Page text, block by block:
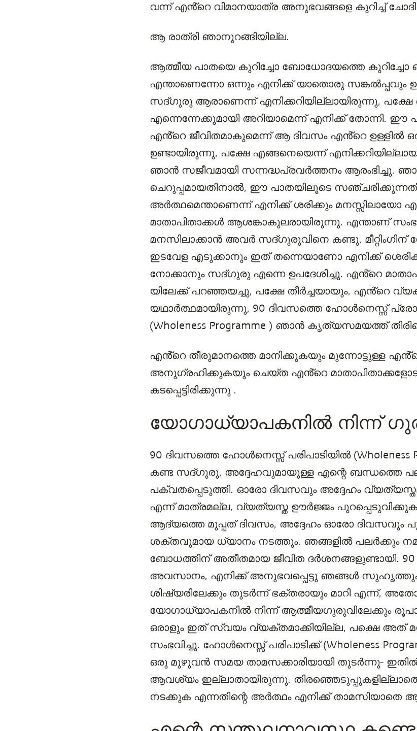
വന്ന് എൻ്റെ വിമാനയാത്ര അനുഭവങ്ങളെ കുറിച്ച്
ആ രാത്രി ഞാനുറങ്ങിയില്ല.
ആത്മീയ പാതയെ കുറിച്ചോ ബോധോദയത്തെ
എന്താണെന്നോ ഒന്നും എനിക്ക് യാതൊരു സങ്കല്‍പ്പവും
സദ്‌ഗുരു ആരാണെന്ന് എനിക്കറിയില്ലായിരുന്നു, പക്ഷേ
എന്നെന്നേക്കുമായി അറിയാമെന്ന് എനിക്ക് തോന്നി. ഈ
എൻ്റെ ജീവിതമാകുമെന്ന് ആ ദിവസം എൻ്റെ ഉള്ളിൽ
ഉണ്ടായിരുന്നു, പക്ഷേ എങ്ങനെയെന്ന്
ഞാൻ സജീവമായി സന്നദ്ധപ്രവർത്തനം ആരംഭിച്ചു.
ചെറുപ്പമായതിനാൽ, ഈ പാതയിലൂടെ
അർത്ഥമെന്താണെന്ന് എനിക്ക് ശരിക്കും മനസ്സിലായോ
മാതാപിതാക്കൾ ആശങ്കാകുലരായിരുന്നു. എന്താണ്
മനസിലാക്കാൻ അവർ സദ്ഗുരുവിനെ കണ്ടു. മീറ്റിംഗിന്
ഇടവേള എടുക്കാനും ഇത് തന്നെയാണോ എനിക്ക്
നോക്കാനും സദ്ഗുരു എന്നെ ഉപദേശിച്ചു. എൻ്റെ
യിലേക്ക് പറഞ്ഞയച്ചു, പക്ഷേ തീർച്ചയായും, എൻ്റെ
യഥാർത്ഥമായിരുന്നു, 90 ദിവസത്തെ ഹോള്‍നെസ്സ്
(Wholeness Programme ) ഞാൻ കൃത്യസമയത്ത്
എൻ്റെ തീരുമാനത്തെ മാനിക്കുകയും മുന്നോട്ടുള്ള
അനുഗ്രഹിക്കുകയും ചെയ്ത എൻ്റെ
കടപ്പെട്ടിരിക്കുന്നു .
യോഗാധ്യാപകനിൽ നിന്ന്
90 ദിവസത്തെ ഹോള്‍നെസ്സ് പരിപാടിയിൽ (Wholeness
കണ്ട സദ്ഗുരു, അദ്ദേഹവുമായുള്ള എന്റെ ബന്ധത്തെ
പക്വതപ്പെടുത്തി. ഓരോ ദിവസവും അദ്ദേഹം
എന്ന്‍ മാത്രമല്ല, വ്യത്യസ്ത ഊർജ്ജം
ആദ്യത്തെ മുപ്പത് ദിവസം, അദ്ദേഹം ഓരോ ദിവസവും
ശക്തവുമായ ധ്യാനം നടത്തും. ഞങ്ങളിൽ പലർക്കും
ബോധത്തിന് അതീതമായ ജീവിത ദർശനങ്ങളുണ്ടായി. 90
അവസാനം, എനിക്ക് അനുഭവപ്പെട്ടു ഞങ്ങൾ
ശിഷ്യരിലേക്കും തുടര്‍ന്ന്‍ ഭക്തരായും മാറി എന്ന്,
യോഗാധ്യാപകനിൽ നിന്ന് ആത്മീയഗുരുവിലേക്കും
ഒരാളും ഇത് സ്വയം വ്യക്തമാക്കിയില്ല, പക്ഷെ അത്
സംഭവിച്ചു. ഹോള്‍നെസ്സ് പരിപാടിക്ക് (Wholeness
ഒരു മുഴുവൻ സമയ താമസക്കാരിയായി തുടർന്നു- ഇതില്‍
ആവശ്യം ഇല്ലാതായിരുന്നു.
നടക്കുക എന്നതിന്റെ അർത്ഥം എനിക്ക് താമസിയാതെ